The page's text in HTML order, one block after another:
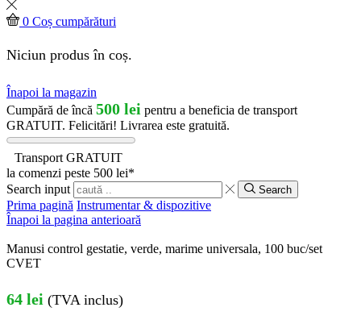
0 Coș cumpărături
Niciun produs în coș.
Înapoi la magazin
Cumpără de încă 500 lei pentru a beneficia de transport
GRATUIT. Felicitări! Livrarea este gratuită.
Transport GRATUIT
la comenzi peste 500 lei*
Search input
Search
Prima pagină Instrumentar & dispozitive
Înapoi la pagina anterioară
Manusi control gestatie, verde, marime universala, 100 buc/set
CVET
64 lei (TVA inclus)